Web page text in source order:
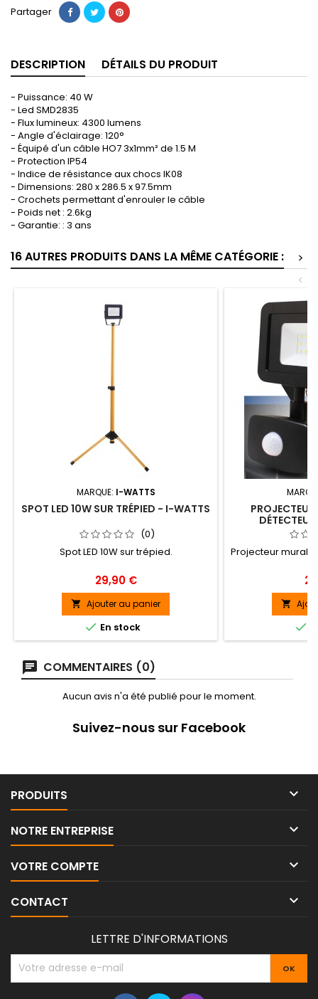
Partager
DESCRIPTION DÉTAILS DU PRODUIT
- Puissance: 40 W
- Led SMD2835
- Flux lumineux: 4300 lumens
- Angle d'éclairage: 120°
- Équipé d'un câble HO7 3x1mm² de 1.5 M
- Protection IP54
- Indice de résistance aux chocs IK08
- Dimensions: 280 x 286.5 x 97.5mm
- Crochets permettant d'enrouler le câble
- Poids net : 2.6kg
- Garantie: : 3 ans
16 AUTRES PRODUITS DANS LA MÊME CATÉGORIE :
>
<
MARQUE: I-WATTS
SPOT LED 10W SUR TRÉPIED - I-WATTS
(0)
Spot LED 10W sur trépied.
Prix
29,90 €
 Ajouter au panier
 En stock
Projecteur mural


COMMENTAIRES (0)
Aucun avis n'a été publié pour le moment.
Suivez-nous sur Facebook
PRODUITS 
NOTRE ENTREPRISE 
VOTRE COMPTE 
CONTACT 
LETTRE D'INFORMATIONS